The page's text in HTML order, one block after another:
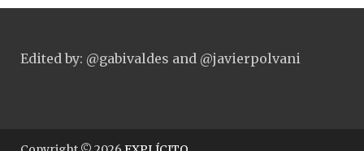
Edited by: @gabivaldes and @javierpolvani